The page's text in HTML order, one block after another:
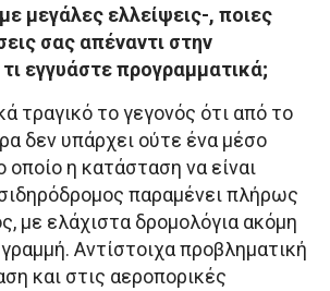
μεγάλες ελλείψεις-, ποιες
σας απέναντι στην
εγγυάστε προγραμματικά;
τραγικό το γεγονός ότι από το
δεν υπάρχει ούτε ένα μέσο
η κατάσταση να είναι
παραμένει πλήρως
με ελάχιστα δρομολόγια ακόμη
Αντίστοιχα προβληματική
και στις αεροπορικές